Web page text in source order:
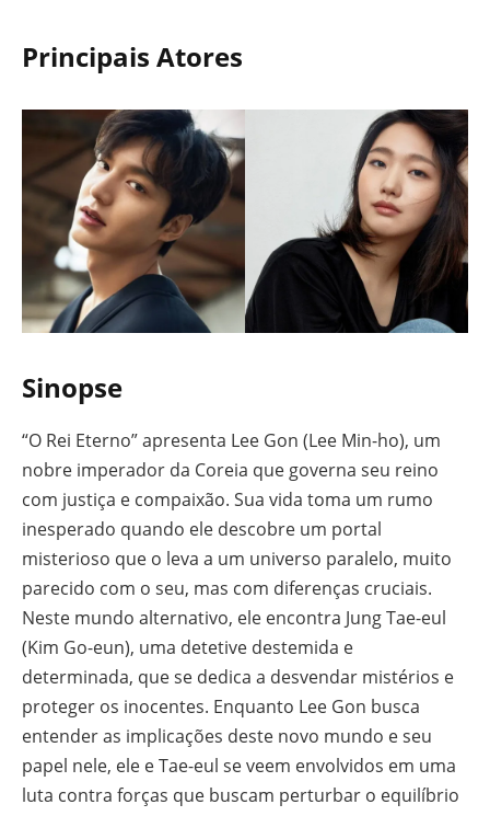
Principais Atores
Sinopse
“O Rei Eterno” apresenta Lee Gon (Lee Min-ho), um
nobre imperador da Coreia que governa seu reino
com justiça e compaixão. Sua vida toma um rumo
inesperado quando ele descobre um portal
misterioso que o leva a um universo paralelo, muito
parecido com o seu, mas com diferenças cruciais.
Neste mundo alternativo, ele encontra Jung Tae-eul
(Kim Go-eun), uma detetive destemida e
determinada, que se dedica a desvendar mistérios e
proteger os inocentes. Enquanto Lee Gon busca
entender as implicações deste novo mundo e seu
papel nele, ele e Tae-eul se veem envolvidos em uma
luta contra forças que buscam perturbar o equilíbrio